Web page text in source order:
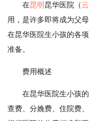
在昆明昆华医院（
用，是许多即将成为父
在昆华医院生小孩的各
准备。
费用概述
在昆华医院生小孩
查费、分娩费、住院费